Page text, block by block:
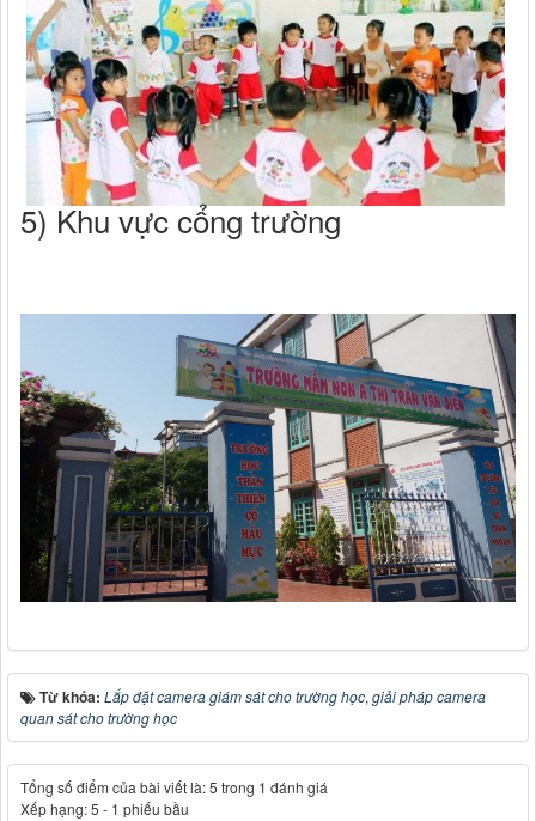
5) Khu vực cổng trường
Từ khóa: Lắp đặt camera giám sát cho trường học, giải pháp camera
quan sát cho trường học
Tổng số điểm của bài viết là: 5 trong 1 đánh giá
Xếp hạng:5 - 1 phiếu bầu